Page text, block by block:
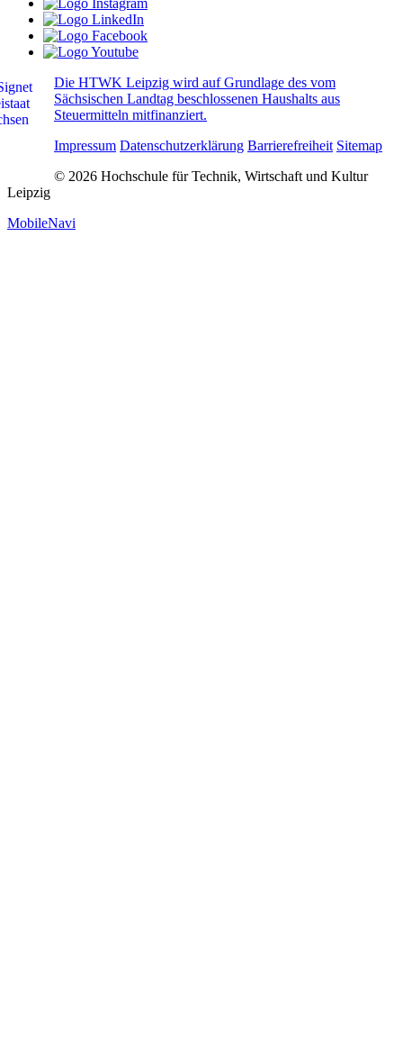
Die HTWK Leipzig wird auf Grundlage des vom
Sächsischen Landtag beschlossenen Haushalts aus
Steuermitteln mitfinanziert.
Impressum Datenschutzerklärung Barrierefreiheit Sitemap
© 2026 Hochschule für Technik, Wirtschaft und Kultur
Leipzig
MobileNavi